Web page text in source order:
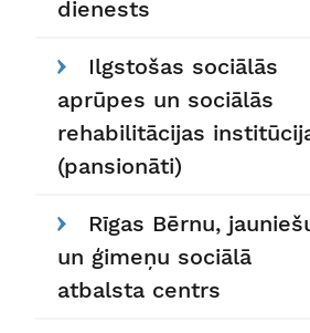
dienests
Ilgstošas sociālās
aprūpes un sociālās
rehabilitācijas
(pansionāti)
Rīgas Bērnu,
un ģimeņu sociālā
atbalsta centrs